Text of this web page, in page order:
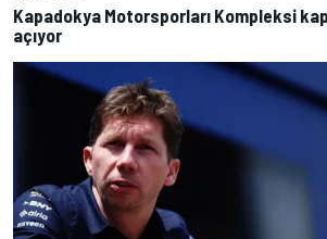
Kapadokya Motorsporları Kompleksi
açıyor